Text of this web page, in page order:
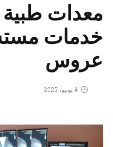
معدات طبية
خدمات
عروس
4 يونيو، 2025